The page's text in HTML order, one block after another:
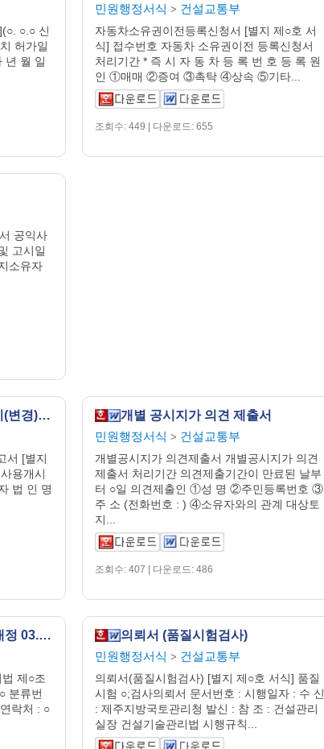
○.○ 신
허가일
년 월 일
민원행정서식 > 건설교통부
자동차소유권이전등록신청서 [별지 제○호 서
식] 접수번호 자동차 소유권이전 등록신청서
처리기간 * 즉 시 자 동 차 등 록 번 호 등 록 원
인 ①매매 ②증여 ③촉탁 ④상속 ⑤기타...
조회수: 449 | 다운로드: 655
공익사
고시일
소유자
배수 설비 설치 및 사용 개시(변경) 신고서
서 [별지
용개시
법 인 명
개별 공시지가 의견 제출서
민원행정서식 > 건설교통부
개별공시지가 의견제출서 개별공시지가 의견
제출서 처리기간 의견제출기간이 만료된 날부
터 ○일 의견제출인 ①성 명 ②주민등록번호 ③
주 소 (전화번호 : ) ④소유자와의 관계 대상토
지...
조회수: 407 | 다운로드: 486
중고 자동차 제시 신고서 (개정 03.1.2)
제○조
분류번
락처 : ○
의뢰서 (품질시험검사)
민원행정서식 > 건설교통부
의뢰서(품질시험검사) [별지 제○호 서식] 품질
시험 ○;검사의뢰서 문서번호 : 시행일자 : 수 신
: 제주지방국토관리청 발신 : 참 조 : 건설관리
실장 건설기술관리법 시행규칙...